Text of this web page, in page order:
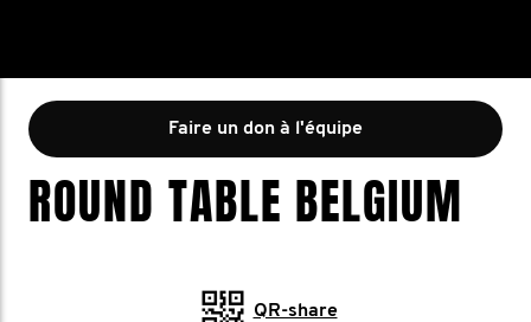
Faire un don à l'équipe
ROUND TABLE BELGIUM
QR-share